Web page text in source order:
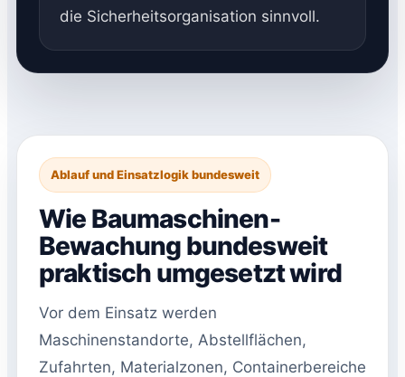
die Sicherheitsorganisation sinnvoll.
Ablauf und Einsatzlogik bundesweit
Wie Baumaschinen-
Bewachung bundesweit
praktisch umgesetzt wird
Vor dem Einsatz werden
Maschinenstandorte, Abstellflächen,
Zufahrten, Materialzonen, Containerbereiche